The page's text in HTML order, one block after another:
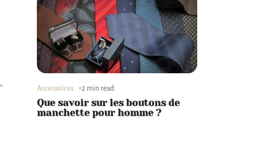
Accessoires 2 min read
Que savoir sur les boutons de
manchette pour homme ?